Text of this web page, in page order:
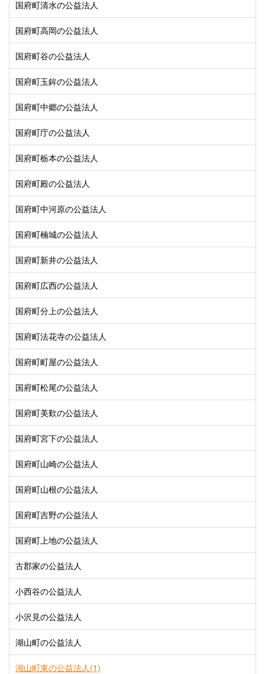
国府町清水の公益法人
国府町高岡の公益法人
国府町谷の公益法人
国府町玉鉾の公益法人
国府町中郷の公益法人
国府町庁の公益法人
国府町栃本の公益法人
国府町殿の公益法人
国府町中河原の公益法人
国府町楠城の公益法人
国府町新井の公益法人
国府町広西の公益法人
国府町分上の公益法人
国府町法花寺の公益法人
国府町町屋の公益法人
国府町松尾の公益法人
国府町美歎の公益法人
国府町宮下の公益法人
国府町山崎の公益法人
国府町山根の公益法人
国府町吉野の公益法人
国府町上地の公益法人
古郡家の公益法人
小西谷の公益法人
小沢見の公益法人
湖山町の公益法人
湖山町東の公益法人(1)